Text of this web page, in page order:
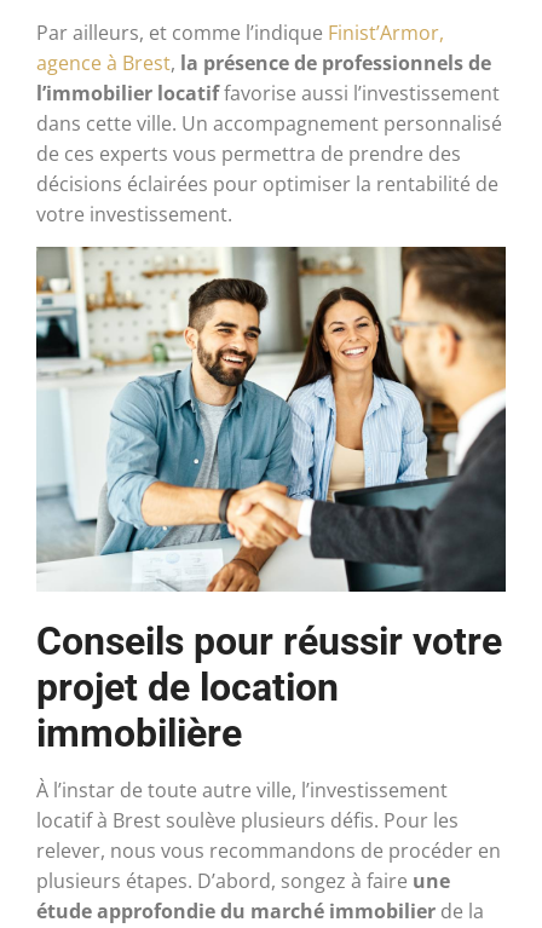
Par ailleurs, et comme l’indique Finist’Armor,
agence à Brest, la présence de professionnels de
l’immobilier locatiffavorise aussi l’investissement
dans cette ville. Un accompagnement personnalisé
de ces experts vous permettra de prendre des
décisions éclairées pour optimiser la rentabilité de
votre investissement.
Conseils pour réussir votre
projet de location
immobilière
À l’instar de toute autre ville, l’investissement
locatif à Brest soulève plusieurs défis. Pour les
relever, nous vous recommandons de procéder en
plusieurs étapes. D’abord, songez à faire une
étude approfondie du marché immobilier de la